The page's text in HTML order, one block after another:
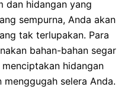
dan hidangan yang
sempurna, Anda akan
tak terlupakan. Para
bahan-bahan segar
hidangan
selera Anda.